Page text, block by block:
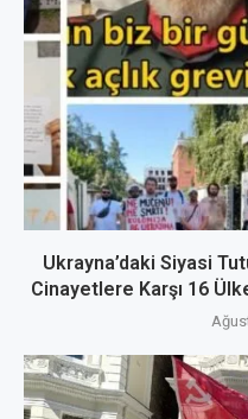
Ukrayna’daki Siyasi
Cinayetlere Karşı 16